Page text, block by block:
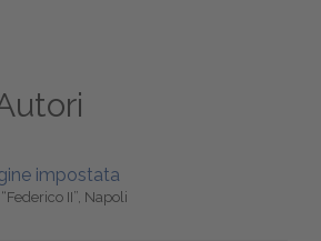
II”, Napoli